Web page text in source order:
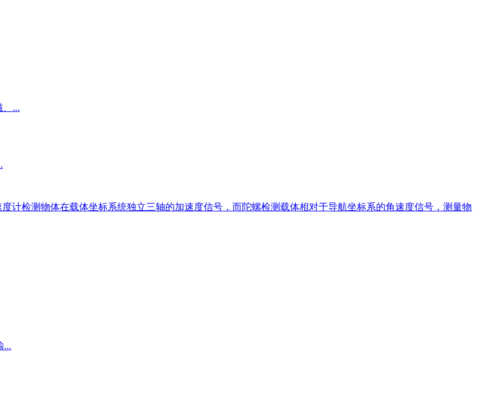
...
计检测物体在载体坐标系统独立三轴的加速度信号，而陀螺检测载体相对于导航坐标系的角速度信号，测量物
...